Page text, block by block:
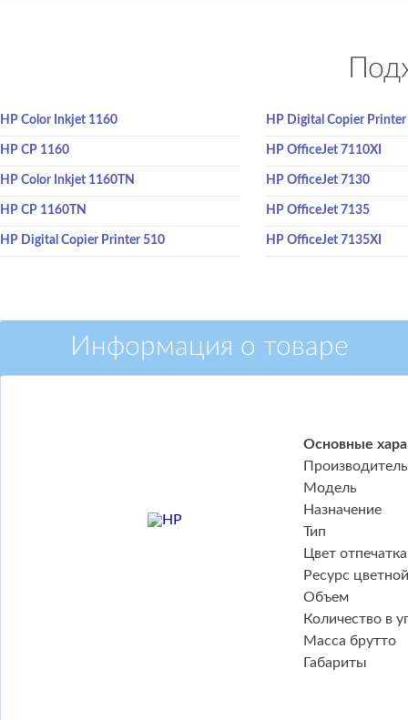
HP Color Inkjet 1160
HP CP 1160
HP Color Inkjet 1160TN
HP CP 1160TN
HP Digital Copier Printer 510
HP Digital Copier
HP OfficeJet 7110XI
HP OfficeJet 7130
HP OfficeJet 7135
HP OfficeJet 7135XI
Информация о товаре
Основные
Производитель
Модель
Назначение
Тип
Цвет отпечатка
Ресурс цветной
Объем
Количество в
Масса брутто
Габариты